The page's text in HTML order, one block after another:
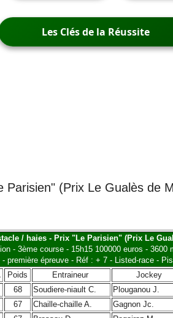
Les Clés de la Réussite
Parisien" (Prix Le Gualès de
/ haies - Prix "Le Parisien" (Prix Le
- 3ème course - 15h15 100000 euros - 3600
première épreuve - Réf : + 7 - Listed-race -
Poids Entraineur Jockey
68 Soudiere-niault C. Plouganou J.
67 Chaille-chaille A. Gagnon Jc.